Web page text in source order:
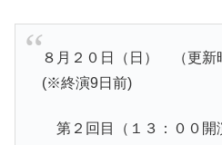
８月２０日（日） （更新
(※終演9日前)
第２回目（１３：００開